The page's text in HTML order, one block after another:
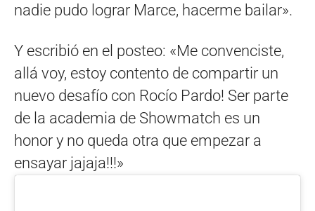
nadie pudo lograr Marce, hacerme bailar».
Y escribió en el posteo: «Me convenciste,
allá voy, estoy contento de compartir un
nuevo desafío con Rocío Pardo! Ser parte
de la academia de Showmatch es un
honor y no queda otra que empezar a
ensayar jajaja!!!»